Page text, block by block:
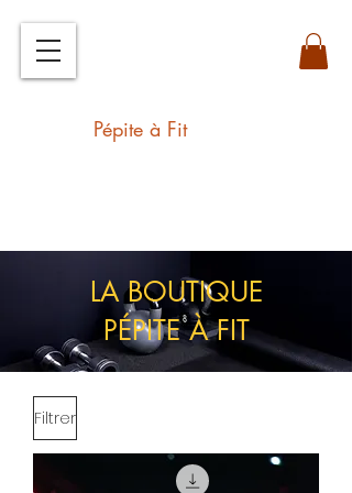
Pépite à Fit
LA BOUTIQUE
PÉPITE À FIT
Filtrer